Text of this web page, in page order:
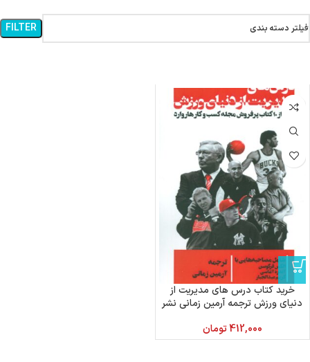
فیلتر دسته بندی FILTER
خرید کتاب درس های مدیریت از
دنیای ورزش ترجمه آرمین زمانی نشر
412,000تومان